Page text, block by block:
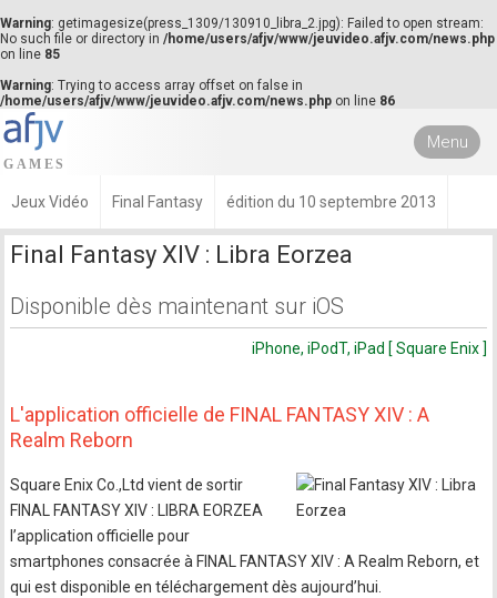
Warning: getimagesize(press_1309/130910_libra_2.jpg): Failed to open stream:
No such file or directory in /home/users/afjv/www/jeuvideo.afjv.com/news.php
on line 85
Warning: Trying to access array offset on false in
/home/users/afjv/www/jeuvideo.afjv.com/news.php on line 86
Menu
Jeux Vidéo Final Fantasy édition du 10 septembre 2013
Final Fantasy XIV : Libra Eorzea
Disponible dès maintenant sur iOS
iPhone, iPodT, iPad [ Square Enix ]
L'application officielle de FINAL FANTASY XIV : A
Realm Reborn
Square Enix Co.,Ltd vient de sortir
FINAL FANTASY XIV : LIBRA EORZEA
l’application officielle pour
smartphones consacrée à FINAL FANTASY XIV : A Realm Reborn, et
qui est disponible en téléchargement dès aujourd’hui.